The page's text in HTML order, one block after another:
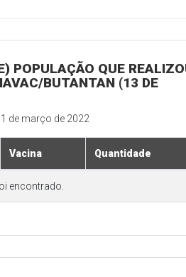
POPULAÇÃO QUE
BUTANTAN (13 DE
de março de 2022
Vacina Quantidade
encontrado.